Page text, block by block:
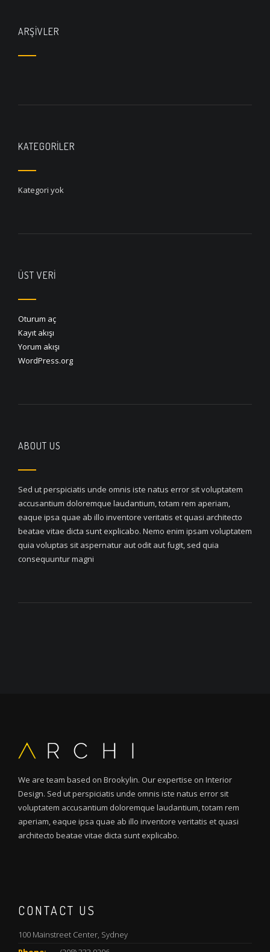
ARŞIVLER
KATEGORILER
Kategori yok
ÜST VERI
Oturum aç
Kayıt akışı
Yorum akışı
WordPress.org
ABOUT US
Sed ut perspiciatis unde omnis iste natus error sit voluptatem
accusantium doloremque laudantium, totam rem aperiam,
eaque ipsa quae ab illo inventore veritatis et quasi architecto
beatae vitae dicta sunt explicabo. Nemo enim ipsam voluptatem
quia voluptas sit aspernatur aut odit aut fugit, sed quia
consequuntur magni
We are team based on Brookylin. Our expertise on Interior
Design. Sed ut perspiciatis unde omnis iste natus error sit
voluptatem accusantium doloremque laudantium, totam rem
aperiam, eaque ipsa quae ab illo inventore veritatis et quasi
architecto beatae vitae dicta sunt explicabo.
CONTACT US
100 Mainstreet Center, Sydney